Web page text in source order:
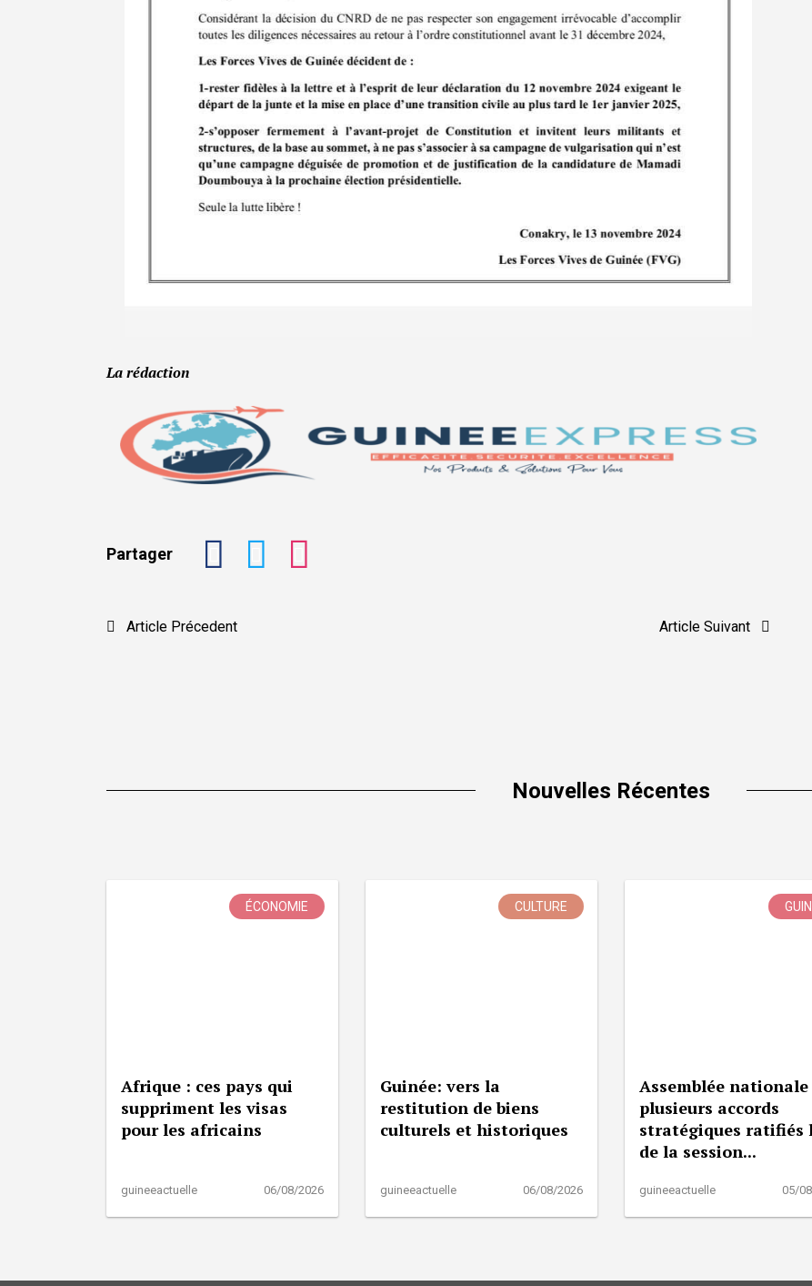
La rédaction
Partager
Article Précedent Article Suivant
Nouvelles Récentes
ÉCONOMIE
Afrique : ces pays qui
suppriment les visas
pour les africains
guineeactuelle 06/08/2026
CULTURE
Guinée: vers la
restitution de biens
culturels et historiques
guineeactuelle 06/08/2026
Assemblée nationale
plusieurs accords
stratégiques ratifiés
de la session...
guineeactuelle 05/